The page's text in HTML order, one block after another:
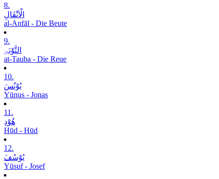
8.
الْاَنْفَالِ
al-Anfāl - Die Beute
9.
التَّوْبَۃِ
at-Tauba - Die Reue
10.
یُوْنُسَ
Yūnus - Jonas
11.
ھُوْدِ
Hūd - Hūd
12.
یُوْسُفَ
Yūsuf - Josef